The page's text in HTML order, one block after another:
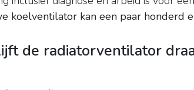
koelventilator kan een paar honderd
de radiatorventilator